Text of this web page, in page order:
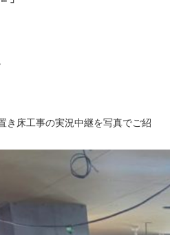
き床工事の実況中継を写真でご紹